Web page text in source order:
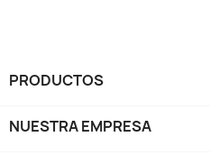
PRODUCTOS
NUESTRA EMPRESA